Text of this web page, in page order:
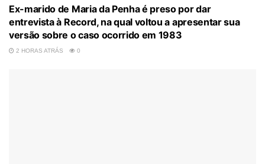
Ex-marido de Maria da Penha é preso por dar
entrevista à Record, na qual voltou a apresentar sua
versão sobre o caso ocorrido em 1983
2 HORAS ATRÁS 0